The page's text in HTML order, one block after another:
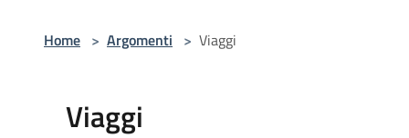
Home > Argomenti > Viaggi
Viaggi